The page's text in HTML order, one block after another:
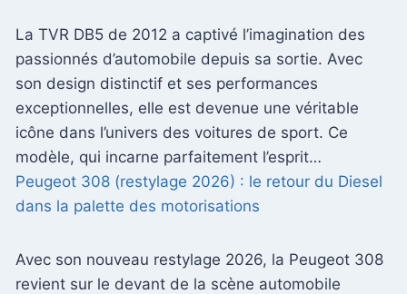
La TVR DB5 de 2012 a captivé l’imagination des
passionnés d’automobile depuis sa sortie. Avec
son design distinctif et ses performances
exceptionnelles, elle est devenue une véritable
icône dans l’univers des voitures de sport. Ce
modèle, qui incarne parfaitement l’esprit…
Peugeot 308 (restylage 2026) : le retour du Diesel
dans la palette des motorisations
Avec son nouveau restylage 2026, la Peugeot 308
revient sur le devant de la scène automobile